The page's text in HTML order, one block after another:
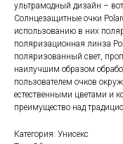
ультрамодный дизайн –
Солнцезащитные очки
использованию в них
поляризационная линза
поляризованный свет,
наилучшим образом
пользователем очков
естественными цветами и
преимущество над
Категория: Унисекс